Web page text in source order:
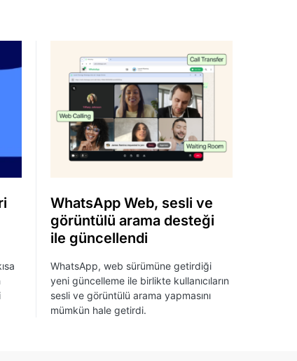
WhatsApp Web, sesli ve
görüntülü arama desteği
ile güncellendi
WhatsApp, web sürümüne getirdiği
yeni güncelleme ile birlikte kullanıcıların
sesli ve görüntülü arama yapmasını
mümkün hale getirdi.